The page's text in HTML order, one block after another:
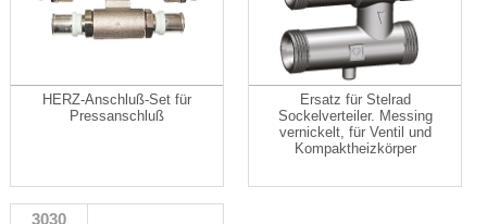
HERZ-Anschluß-Set für
Pressanschluß
Ersatz für Stelrad
Sockelverteiler. Messing
vernickelt, für Ventil und
Kompaktheizkörper
3030